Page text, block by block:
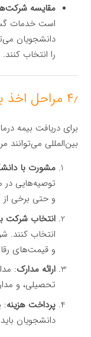
مقایسه
است خدمات
دانشجویان
را انتخاب کنند.
۴٫ مراحل اخذ بیمه در بلغارستان
برای دریافت بیمه
بین‌المللی می‌توانند
مشورت با
توصیه‌هایی در
و حتی برخی
انتخاب شرکت
انتخاب کنند.
و قیمت‌های
ارائه مدارک:
تحصیلی، و
پرداخت هزینه:
دانشجویان